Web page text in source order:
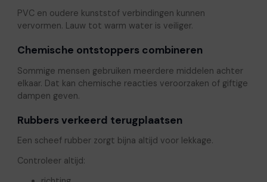
PVC en oudere kunststof verbindingen kunnen
vervormen. Lauw tot warm water is veiliger.
Chemische ontstoppers combineren
Sommige mensen gebruiken meerdere middelen achter
elkaar. Dat kan chemische reacties veroorzaken of giftige
dampen geven.
Rubbers verkeerd terugplaatsen
Een scheef rubber zorgt bijna altijd voor lekkage.
Controleer altijd: